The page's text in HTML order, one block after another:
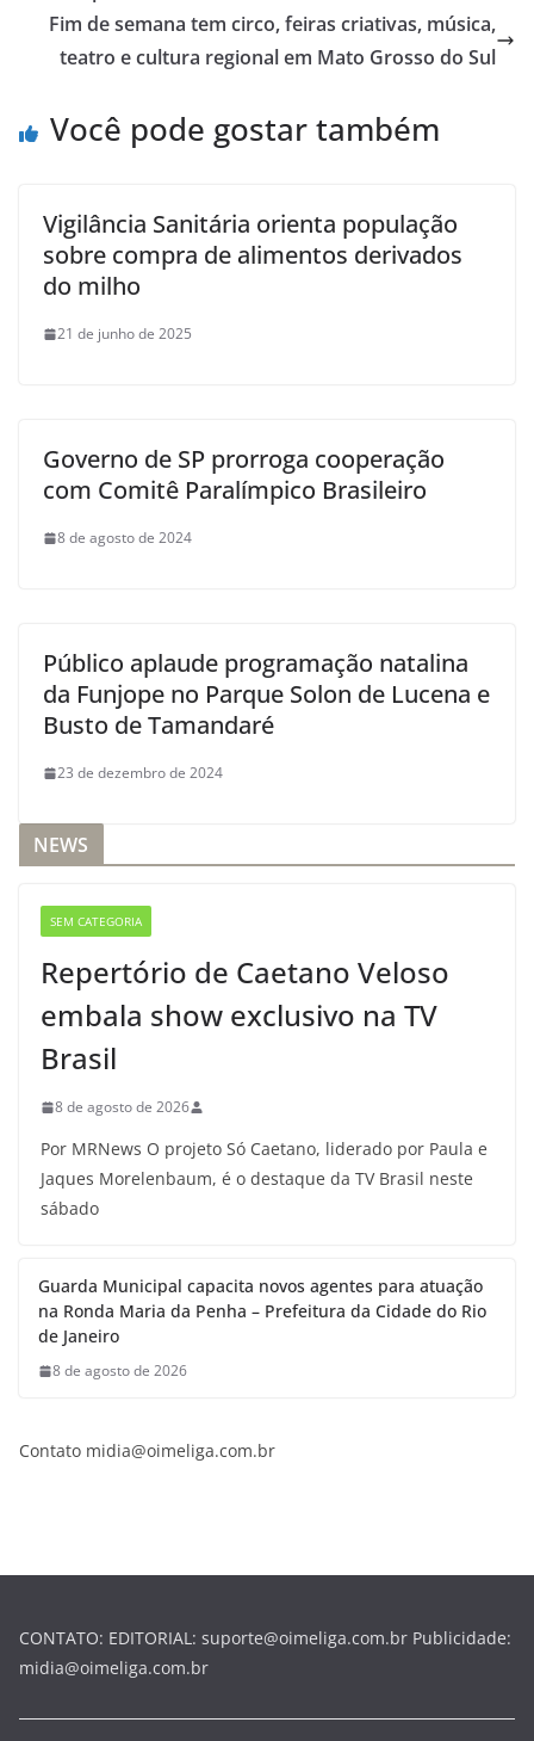
Fim de semana tem circo, feiras criativas, música,
teatro e cultura regional em Mato Grosso do Sul
Você pode gostar também
Vigilância Sanitária orienta população
sobre compra de alimentos derivados
do milho
21 de junho de 2025
Governo de SP prorroga cooperação
com Comitê Paralímpico Brasileiro
8 de agosto de 2024
Público aplaude programação natalina
da Funjope no Parque Solon de Lucena e
Busto de Tamandaré
23 de dezembro de 2024
NEWS
SEM CATEGORIA
Repertório de Caetano Veloso
embala show exclusivo na TV
Brasil
8 de agosto de 2026
Por MRNews O projeto Só Caetano, liderado por Paula e
Jaques Morelenbaum, é o destaque da TV Brasil neste
sábado
Guarda Municipal capacita novos agentes para atuação
na Ronda Maria da Penha – Prefeitura da Cidade do Rio
de Janeiro
8 de agosto de 2026
Contato midia@oimeliga.com.br
CONTATO: EDITORIAL: suporte@oimeliga.com.br Publicidade:
midia@oimeliga.com.br